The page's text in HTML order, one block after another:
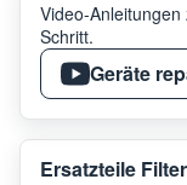
Video-
Schritt.
Geräte
Ersatzteile